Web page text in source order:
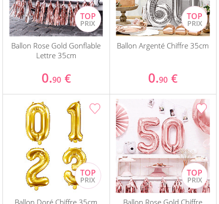
Ballon Rose Gold Gonflable
Lettre 35cm
0.90 €
Ballon Argenté Chiffre 35cm
0.90 €